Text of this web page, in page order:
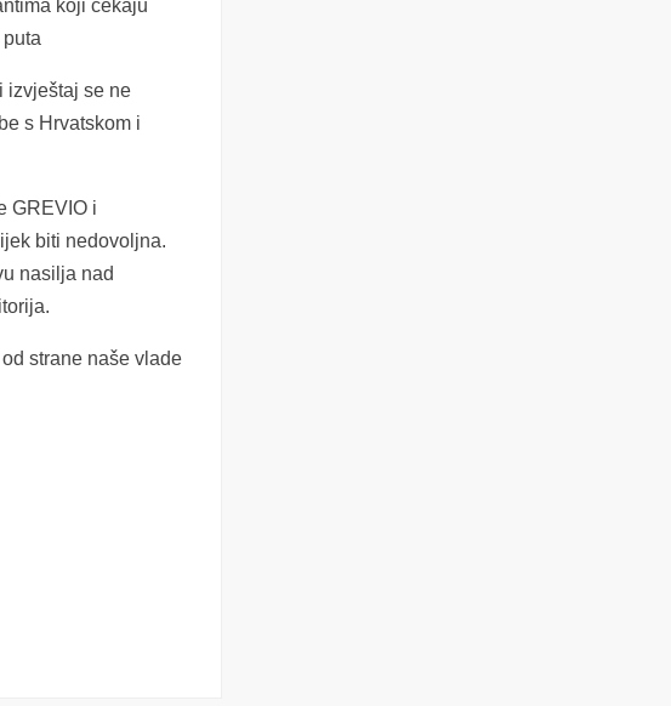
koji čekaju
izvještaj se ne
s Hrvatskom i
GREVIO i
biti nedovoljna.
nasilja nad
strane naše vlade